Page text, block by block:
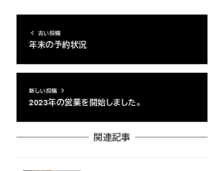
古い投稿
年末の予約状況
新しい投稿
2023年の営業を開始しました。
関連記事